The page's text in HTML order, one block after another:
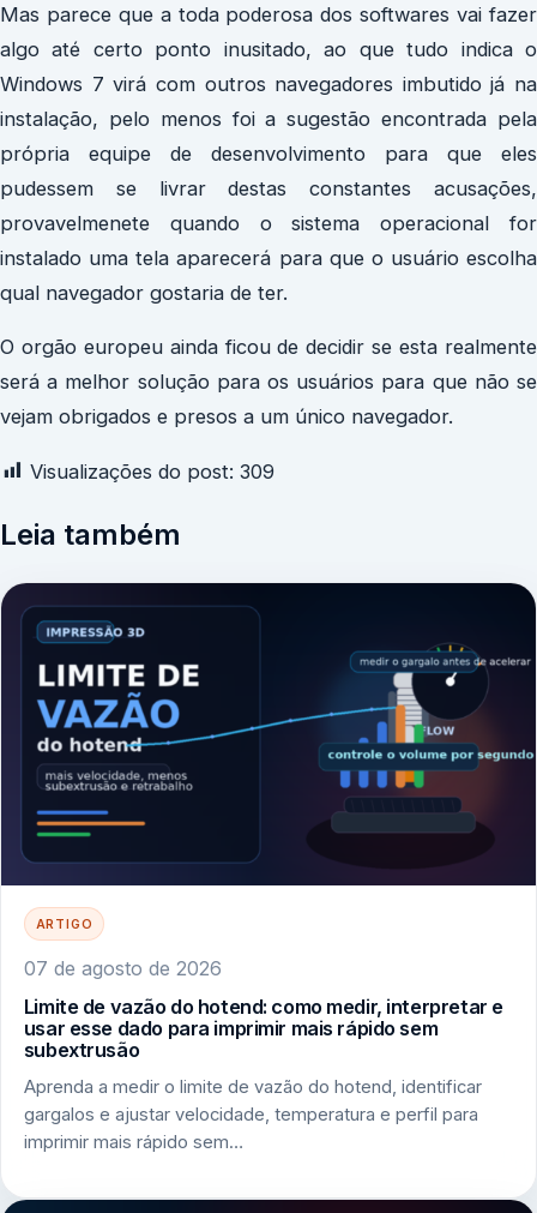
Mas parece que a toda poderosa dos softwares vai fazer
algo até certo ponto inusitado, ao que tudo indica o
Windows 7 virá com outros navegadores imbutido já na
instalação, pelo menos foi a sugestão encontrada pela
própria equipe de desenvolvimento para que eles
pudessem se livrar destas constantes acusações,
provavelmenete quando o sistema operacional for
instalado uma tela aparecerá para que o usuário escolha
qual navegador gostaria de ter.
O orgão europeu ainda ficou de decidir se esta realmente
será a melhor solução para os usuários para que não se
vejam obrigados e presos a um único navegador.
Visualizações do post: 309
Leia também
ARTIGO
07 de agosto de 2026
Limite de vazão do hotend: como medir, interpretar e
usar esse dado para imprimir mais rápido sem
subextrusão
Aprenda a medir o limite de vazão do hotend, identificar
gargalos e ajustar velocidade, temperatura e perfil para
imprimir mais rápido sem…